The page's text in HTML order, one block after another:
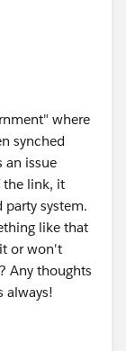
where
synched
an issue
link, it
system.
like that
or won't
Any thoughts
always!